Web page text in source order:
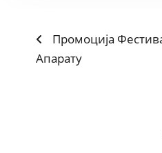
POST
NAVIGATION
Previous
post:
Промоција
Апарату